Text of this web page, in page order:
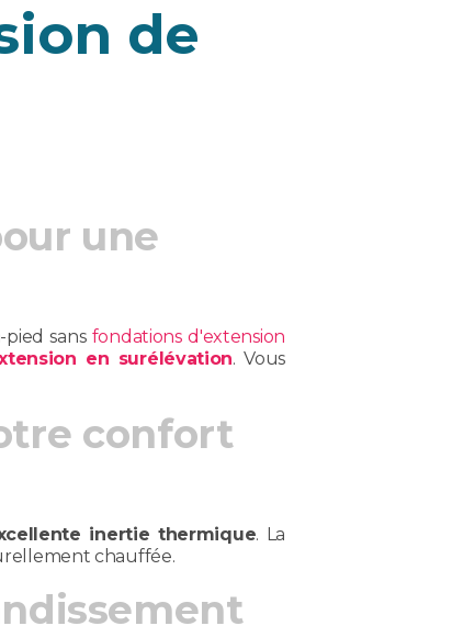
de
une
sans fondations d'extension
en surélévation. Vous
confort
inertie thermique. La
chauffée.